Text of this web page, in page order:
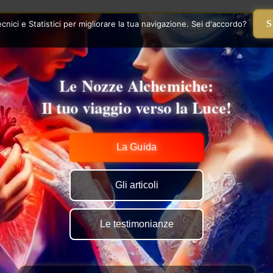
Le Nozze Alchemiche:
Il tuo viaggio verso la Luce!
La Guida
Gli articoli
Le testimonianze
e Statistici per migliorare la tua navigazione. Sei d'accordo?